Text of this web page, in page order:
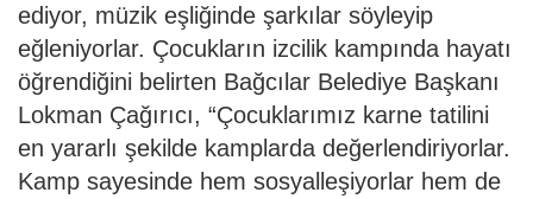
ediyor, müzik eşliğinde şarkılar söyleyip
eğleniyorlar. Çocukların izcilik kampında hayatı
öğrendiğini belirten Bağcılar Belediye Başkanı
Lokman Çağırıcı, “Çocuklarımız karne tatilini
en yararlı şekilde kamplarda değerlendiriyorlar.
Kamp sayesinde hem sosyalleşiyorlar hem de